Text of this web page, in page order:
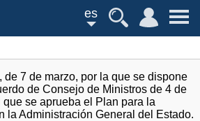
es
de 7 de marzo, por la que se dispone
de Consejo de Ministros de 4 de
que se aprueba el Plan para la
la Administración General del Estado.